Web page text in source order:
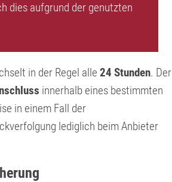
dies aufgrund der genutzten
in der Regel alle 24 Stunden. Der
innerhalb eines bestimmten
in einem Fall der
lediglich beim Anbieter